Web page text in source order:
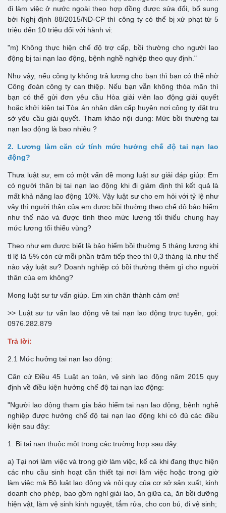
đi làm việc ở nước ngoài theo hợp đồng được sửa đổi, bổ sung
bởi Nghị định 88/2015/ND-CP thì công ty có thể bị xử phạt từ 5
triệu đến 10 triệu đối với hành vi:
"m) Không thực hiện chế độ trợ cấp, bồi thường cho người lao
động bị tai nạn lao động, bệnh nghề nghiệp theo quy định."
Như vậy, nếu công ty không trả lương cho bạn thì bạn có thể nhờ
Công đoàn công ty can thiệp. Nếu bạn vẫn không thỏa mãn thì
bạn có thể gửi đơn yêu cầu Hòa giải viên lao động giải quyết
hoặc khởi kiện tại Tòa án nhân dân cấp huyện nơi công ty đặt trụ
sở yêu cầu giải quyết. Tham khảo nội dung: Mức bồi thường tai
nạn lao động là bao nhiêu ?
2. Lương làm căn cứ tính mức hưởng chế độ tai nạn lao
động?
Thưa luật sư, em có một vấn đề mong luật sư giải đáp giúp: Em
có người thân bị tai nạn lao động khi đi giám định thì kết quả là
mất khả năng lao động 10%. Vậy luật sư cho em hỏi với tỷ lệ như
vậy thì người thân của em được bồi thường theo chế độ bảo hiểm
như thế nào và được tính theo mức lương tối thiểu chung hay
mức lương tối thiểu vùng?
Theo như em được biết là bảo hiểm bồi thường 5 tháng lương khi
tỉ lệ là 5% còn cứ mỗi phần trăm tiếp theo thì 0,3 tháng là như thế
nào vậy luật sư? Doanh nghiệp có bồi thường thêm gì cho người
thân của em không?
Mong luật sư tư vấn giúp. Em xin chân thành cảm ơn!
>> Luật sư tư vấn lao động về tai nạn lao động trực tuyến, gọi:
0976.282.879
Trả lời:
2.1 Mức hưởng tai nạn lao động:
Căn cứ Điều 45 Luật an toàn, vệ sinh lao động năm 2015 quy
định về điều kiện hưởng chế độ tai nạn lao động:
"Người lao động tham gia bảo hiểm tai nạn lao động, bệnh nghề
nghiệp được hưởng chế độ tai nạn lao động khi có đủ các điều
kiện sau đây:
1. Bị tai nạn thuộc một trong các trường hợp sau đây:
a) Tại nơi làm việc và trong giờ làm việc, kể cả khi đang thực hiện
các nhu cầu sinh hoạt cần thiết tại nơi làm việc hoặc trong giờ
làm việc mà Bộ luật lao động và nội quy của cơ sở sản xuất, kinh
doanh cho phép, bao gồm nghỉ giải lao, ăn giữa ca, ăn bồi dưỡng
hiện vật, làm vệ sinh kinh nguyệt, tắm rửa, cho con bú, đi vệ sinh;